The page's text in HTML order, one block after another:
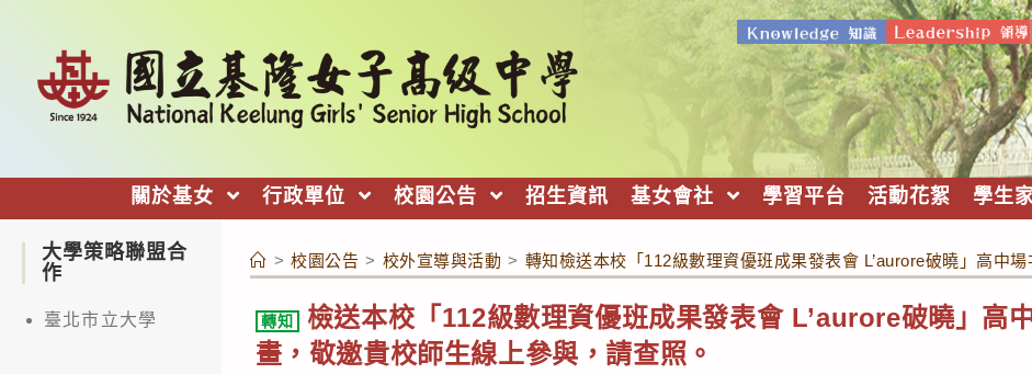
關於基女 行政單位 校園公告 招生資訊 基女會社 學習平台 活動花絮 學生
> 校園公告 > 校外宣導與活動 > 轉知檢送本校「112級數理資優班成果發表會 L’aurore破曉」高中
轉知
檢送本校「112級數理資優班成果發表會 L’aurore破曉」高
畫，敬邀貴校師生線上參與，請查照。
大學策略聯盟合
作
臺北市立大學